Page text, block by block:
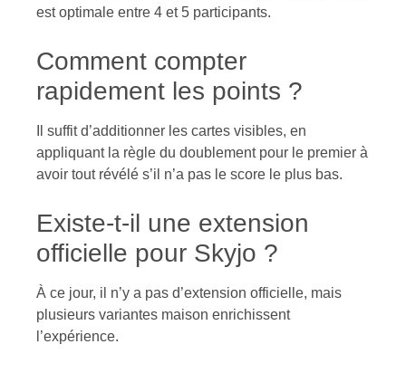
est optimale entre 4 et 5 participants.
Comment compter
rapidement les points ?
Il suffit d’additionner les cartes visibles, en
appliquant la règle du doublement pour le premier à
avoir tout révélé s’il n’a pas le score le plus bas.
Existe-t-il une extension
officielle pour Skyjo ?
À ce jour, il n’y a pas d’extension officielle, mais
plusieurs variantes maison enrichissent
l’expérience.